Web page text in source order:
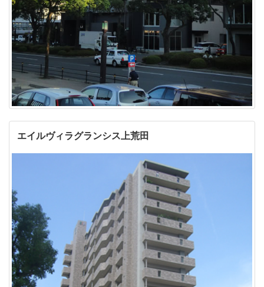
エイルヴィラグランシス上荒田